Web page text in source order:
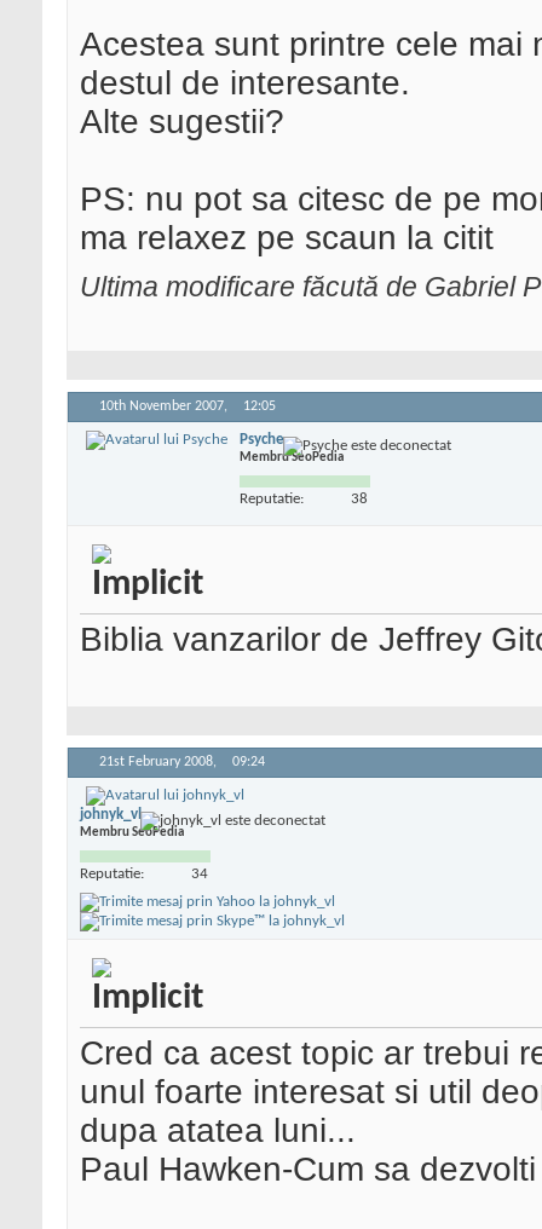
Acestea sunt printre cele mai
destul de interesante.
Alte sugestii?
PS: nu pot sa citesc de pe
ma relaxez pe scaun la citit
Ultima modificare făcută de Gabriel
10th November 2007, 12:05
Psyche
Membru SeoPedia
Reputatie: 38
Biblia vanzarilor de Jeffrey
21st February 2008, 09:24
johnyk_vl
Membru SeoPedia
Reputatie: 34
Cred ca acest topic ar trebui
unul foarte interesat si util
dupa atatea luni...
Paul Hawken-Cum sa